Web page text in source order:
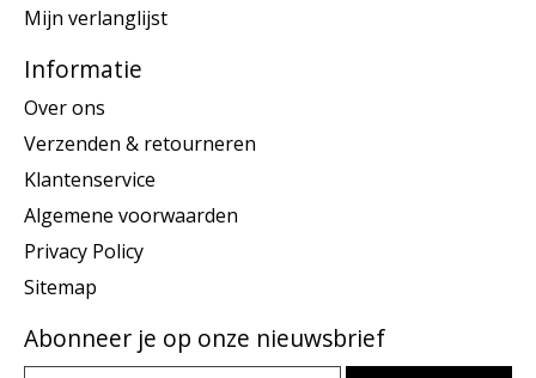
Mijn verlanglijst
Informatie
Over ons
Verzenden & retourneren
Klantenservice
Algemene voorwaarden
Privacy Policy
Sitemap
Abonneer je op onze nieuwsbrief